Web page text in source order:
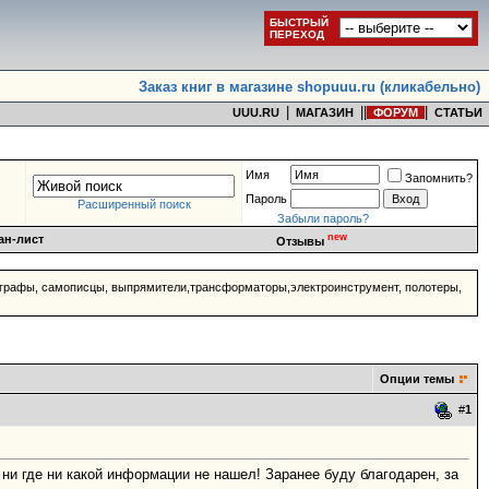
БЫСТРЫЙ
ПЕРЕХОД
Заказ книг в магазине shopuuu.ru (кликабельно)
UUU.RU МАГАЗИН ФОРУМ СТАТЬИ
Расширенный поиск
Имя
Запомнить?
Пароль
Забыли пароль?
лист
Отзывы new
самописцы, выпрямители,трансформаторы,электроинструмент, полотеры,
Опции темы
#1
где ни какой информации не нашел! Заранее буду благодарен, за